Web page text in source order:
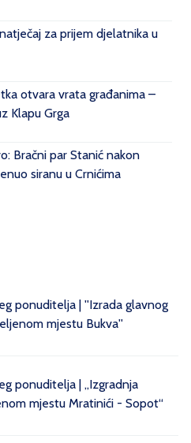
za prijem djelatnika u
otvara vrata građanima –
Klapu Grga
Bračni par Stanić nakon
siranu u Crnićima
ponuditelja | ''Izrada glavnog
mjestu Bukva''
ponuditelja | „Izgradnja
mjestu Mratinići - Sopot“